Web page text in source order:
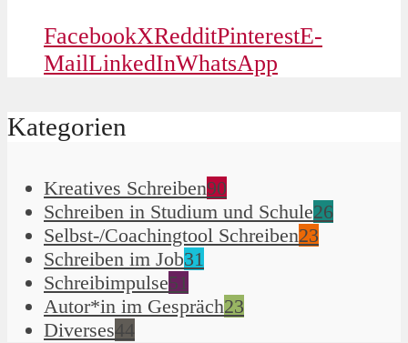
FacebookXRedditPinterestE-
MailLinkedInWhatsApp
Kategorien
Kreatives Schreiben90
Schreiben in Studium und Schule26
Selbst-/Coachingtool Schreiben23
Schreiben im Job31
Schreibimpulse51
Autor*in im Gespräch23
Diverses44